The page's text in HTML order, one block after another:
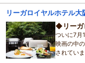
リーガロイヤルホテル
◆リーガ
ついに7月
映画の中
されていま